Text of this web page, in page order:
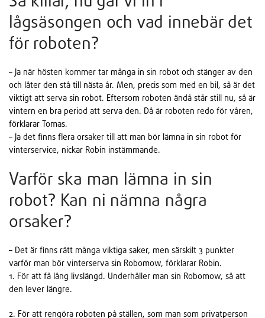
lågsäsongen och vad innebär det
för roboten?
– Ja när hösten kommer tar många in sin robot och stänger av den
och låter den stå till nästa år. Men, precis som med en bil, så är det
viktigt att serva sin robot. Eftersom roboten ändå står still nu, så är
vintern en bra period att serva den. Då är roboten redo för våren,
förklarar Tomas.
– Ja det finns flera orsaker till att man bör lämna in sin robot för
vinterservice, nickar Robin instämmande.
Varför ska man lämna in sin
robot? Kan ni nämna några
orsaker?
– Det är finns rätt många viktiga saker, men särskilt 3 punkter
varför man bör vinterserva sin Robomow, förklarar Robin.
1. För att få lång livslängd. Underhåller man sin Robomow, så att
den lever längre.
2. För att rengöra roboten på ställen, som man som privatperson